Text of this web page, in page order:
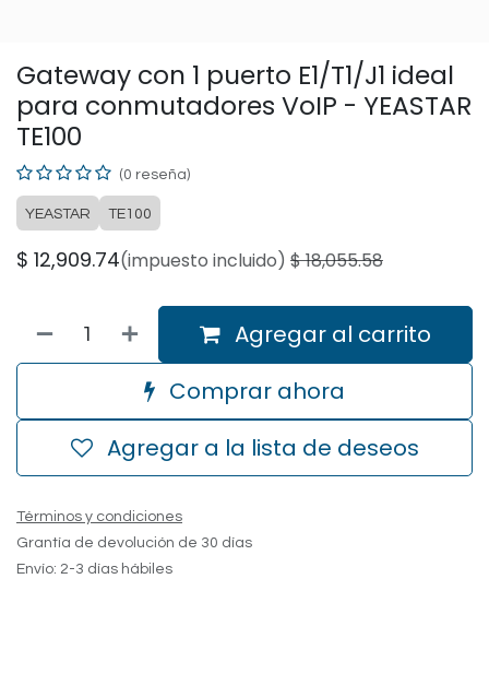
Gateway con 1 puerto E1/T1/J1 ideal
para conmutadores VoIP - YEASTAR
TE100
(0 reseña)
YEASTAR TE100
$ 12,909.74(impuesto incluido) $18,055.58
Agregar al carrito
Comprar ahora
Agregar a la lista de deseos
Términos y condiciones
Grantía de devolución de 30 días
Envío: 2-3 días hábiles